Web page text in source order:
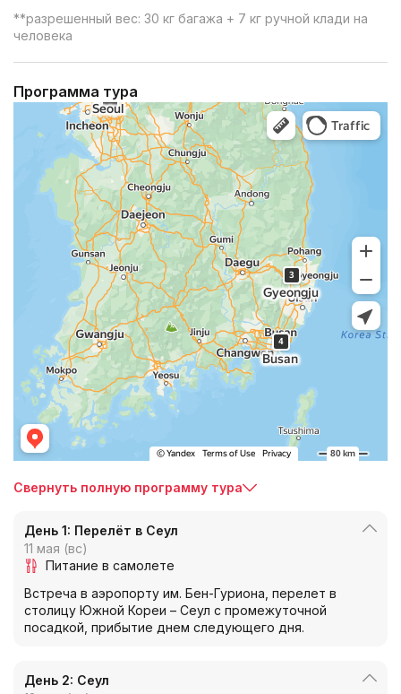
**разрешенный вес: 30 кг багажа + 7 кг ручной клади на
человека
Программа тура
Yandex Maps
Jeju: get directions for driving, public transport, or walking —
Yandex Maps
Свернуть полную программу тура
День 1: Перелёт в Сеул
11 мая (вс)
Питание в самолете
Встреча в аэропорту им. Бен-Гуриона, перелет в
столицу Южной Кореи – Сеул с промежуточной
посадкой, прибытие днем следующего дня.
День 2: Сеул